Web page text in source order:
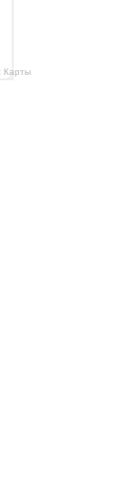
Карты